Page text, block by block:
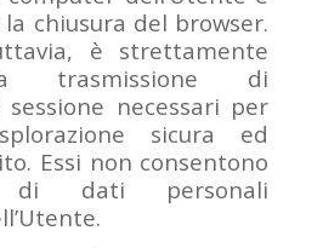
la chiusura del browser.
è strettamente
trasmissione di
necessari per
sicura ed
Essi non consentono
di dati personali